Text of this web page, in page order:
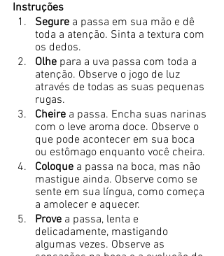
Instruções
Segure a passa em sua mão e dê
toda a atenção. Sinta a textura com
os dedos.
Olhe para a uva passa com toda a
atenção. Observe o jogo de luz
através de todas as suas pequenas
rugas.
Cheire a passa. Encha suas narinas
com o leve aroma doce. Observe o
que pode acontecer em sua boca
ou estômago enquanto você cheira.
Coloque a passa na boca, mas não
mastigue ainda. Observe como se
sente em sua língua, como começa
a amolecer e aquecer.
Prove a passa, lenta e
delicadamente, mastigando
algumas vezes. Observe as